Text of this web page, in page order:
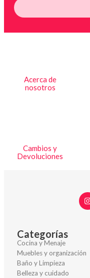
Acerca de
nosotros
Cambios y
Devoluciones
Categorías
Cocina y Menaje
Muebles y organización
Baño y Limpieza
Belleza y cuidado